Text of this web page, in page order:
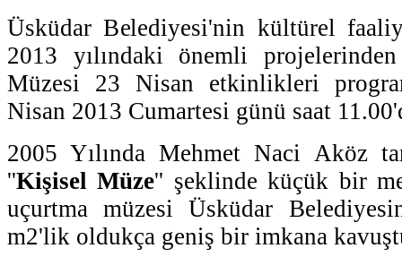
Üsküdar Belediyesi'nin kültürel
2013 yılındaki önemli
Müzesi 23 Nisan etkinlikleri
Nisan 2013 Cumartesi günü saat
2005 Yılında Mehmet Naci Aköz
''Kişisel Müze'' şeklinde küçük bir
uçurtma müzesi Üsküdar
m2'lik oldukça geniş bir imkana